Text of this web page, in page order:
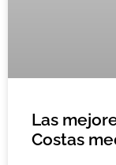
Las
Costas